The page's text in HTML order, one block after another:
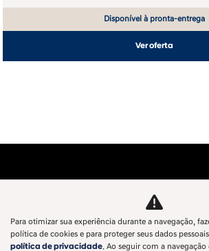
Disponível à pronta-entrega
Ver oferta
Para otimizar sua experiência durante a navegação,
política de cookies e para proteger seus dados
política de privacidade. Ao seguir com a